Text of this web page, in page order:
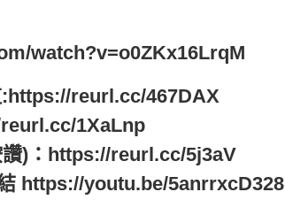
watch?v=o0ZKx16LrqM
reurl.cc/467DAX
1XaLnp
)：https://reurl.cc/5j3aV
https://youtu.be/5anrrxcD328